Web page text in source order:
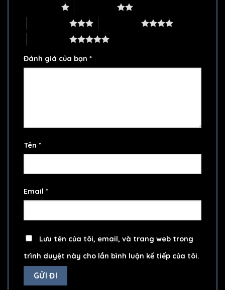
Đánh giá của bạn *
Tên *
Email *
Lưu tên của tôi, email, và trang web trong
trình duyệt này cho lần bình luận kế tiếp của tôi.